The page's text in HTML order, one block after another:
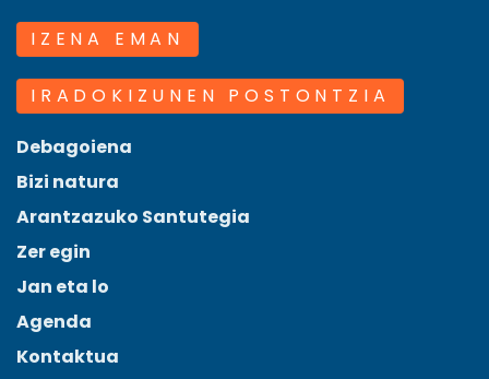
IZENA EMAN
IRADOKIZUNEN POSTONTZIA
Debagoiena
Bizi natura
Arantzazuko Santutegia
Zer egin
Jan eta lo
Agenda
Kontaktua